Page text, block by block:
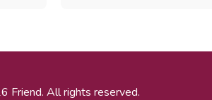
Friend. All rights reserved.